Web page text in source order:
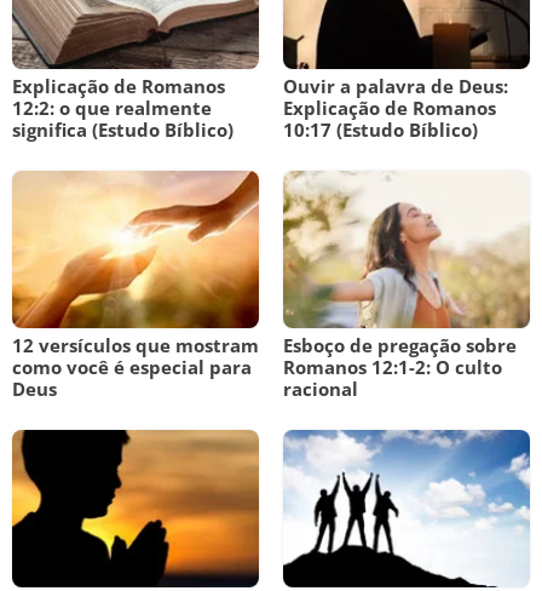
Explicação de Romanos
12:2: o que realmente
significa (Estudo Bíblico)
Ouvir a palavra de Deus:
Explicação de Romanos
10:17 (Estudo Bíblico)
12 versículos que mostram
como você é especial para
Deus
Esboço de pregação sobre
Romanos 12:1-2: O culto
racional